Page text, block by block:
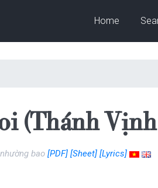
Home
(Thánh
bao [PDF] [Sheet] [Lyrics]